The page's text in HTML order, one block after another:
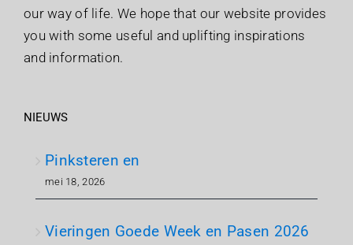
our way of life. We hope that our website provides
you with some useful and uplifting inspirations
and information.
NIEUWS
Pinksteren en
mei 18, 2026
Vieringen Goede Week en Pasen 2026